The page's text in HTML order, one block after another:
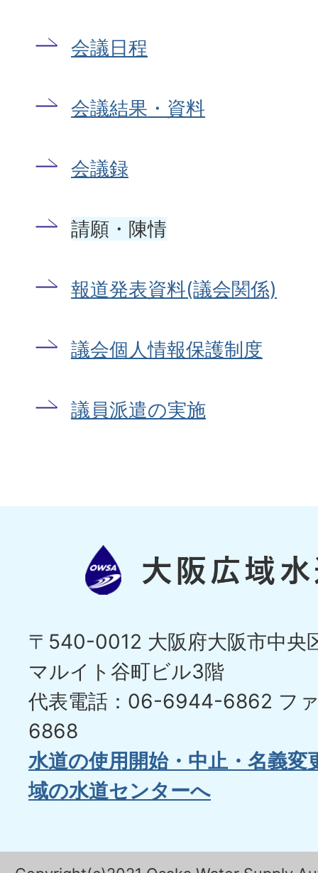
会議日程
会議結果・資料
会議録
請願・陳情
報道発表資料(議会関係)
議会個人情報保護制度
議員派遣の実施
〒540-0012 大阪府大阪市中央
マルイト谷町ビル3階
代表電話：06-6944-6862 フ
6868
水道の使用開始・中止・名義変
域の水道センターへ